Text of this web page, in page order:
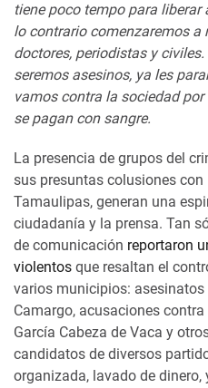
tiene poco tempo para liberar
lo contrario comenzaremos a
doctores, periodistas y
seremos asesinos, ya les
vamos contra la sociedad
se pagan con sangre.
La presencia de grupos del
sus presuntas colusiones
Tamaulipas, generan una
ciudadanía y la prensa. Tan
de comunicación reportaron
violentos que resaltan el
varios municipios: asesinatos
Camargo, acusaciones
García Cabeza de Vaca y
candidatos de diversos
organizada, lavado de